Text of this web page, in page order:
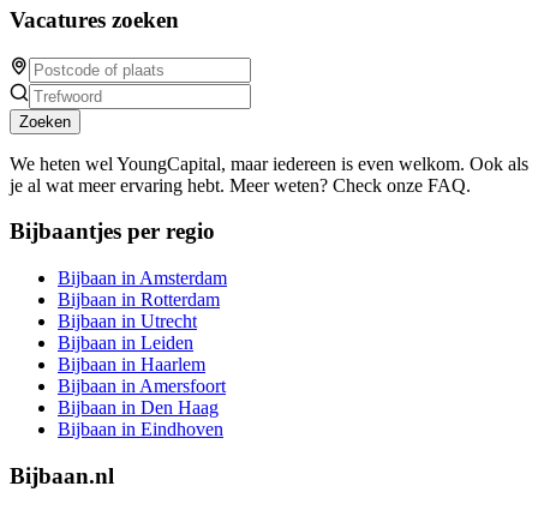
Vacatures zoeken
Zoeken
We heten wel YoungCapital, maar iedereen is even welkom. Ook als
je al wat meer ervaring hebt. Meer weten? Check onze FAQ.
Bijbaantjes per regio
Bijbaan in Amsterdam
Bijbaan in Rotterdam
Bijbaan in Utrecht
Bijbaan in Leiden
Bijbaan in Haarlem
Bijbaan in Amersfoort
Bijbaan in Den Haag
Bijbaan in Eindhoven
Bijbaan.nl